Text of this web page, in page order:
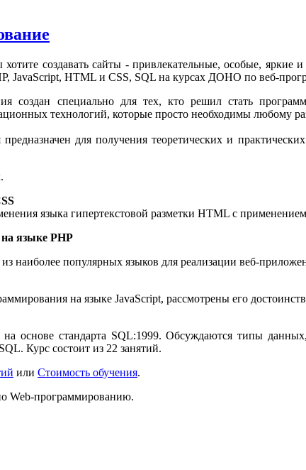
создавать сайты - привлекательные, особые,
JavaScript, HTML и CSS, SQL на курсах ДОНО по веб-
создан специально для тех, кто решил стать
технологий, которые просто необходимы любому
для получения теоретических и
языка гипертекстовой разметки HTML с
языке PHP
наиболее популярных языков для реализации веб-
на языке JavaScript, рассмотрены его
на основе стандарта SQL:1999. Обсуждаются типы
Курс состоит из 22 занятий.
или Стоимость обучения.
Web-программированию.